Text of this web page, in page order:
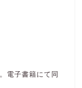
電子書籍にて同